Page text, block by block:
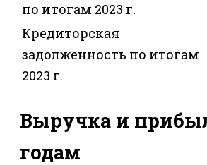
по итогам 2023 г.
Кредиторская
задолженность по итогам
2023 г.
Выручка и
годам